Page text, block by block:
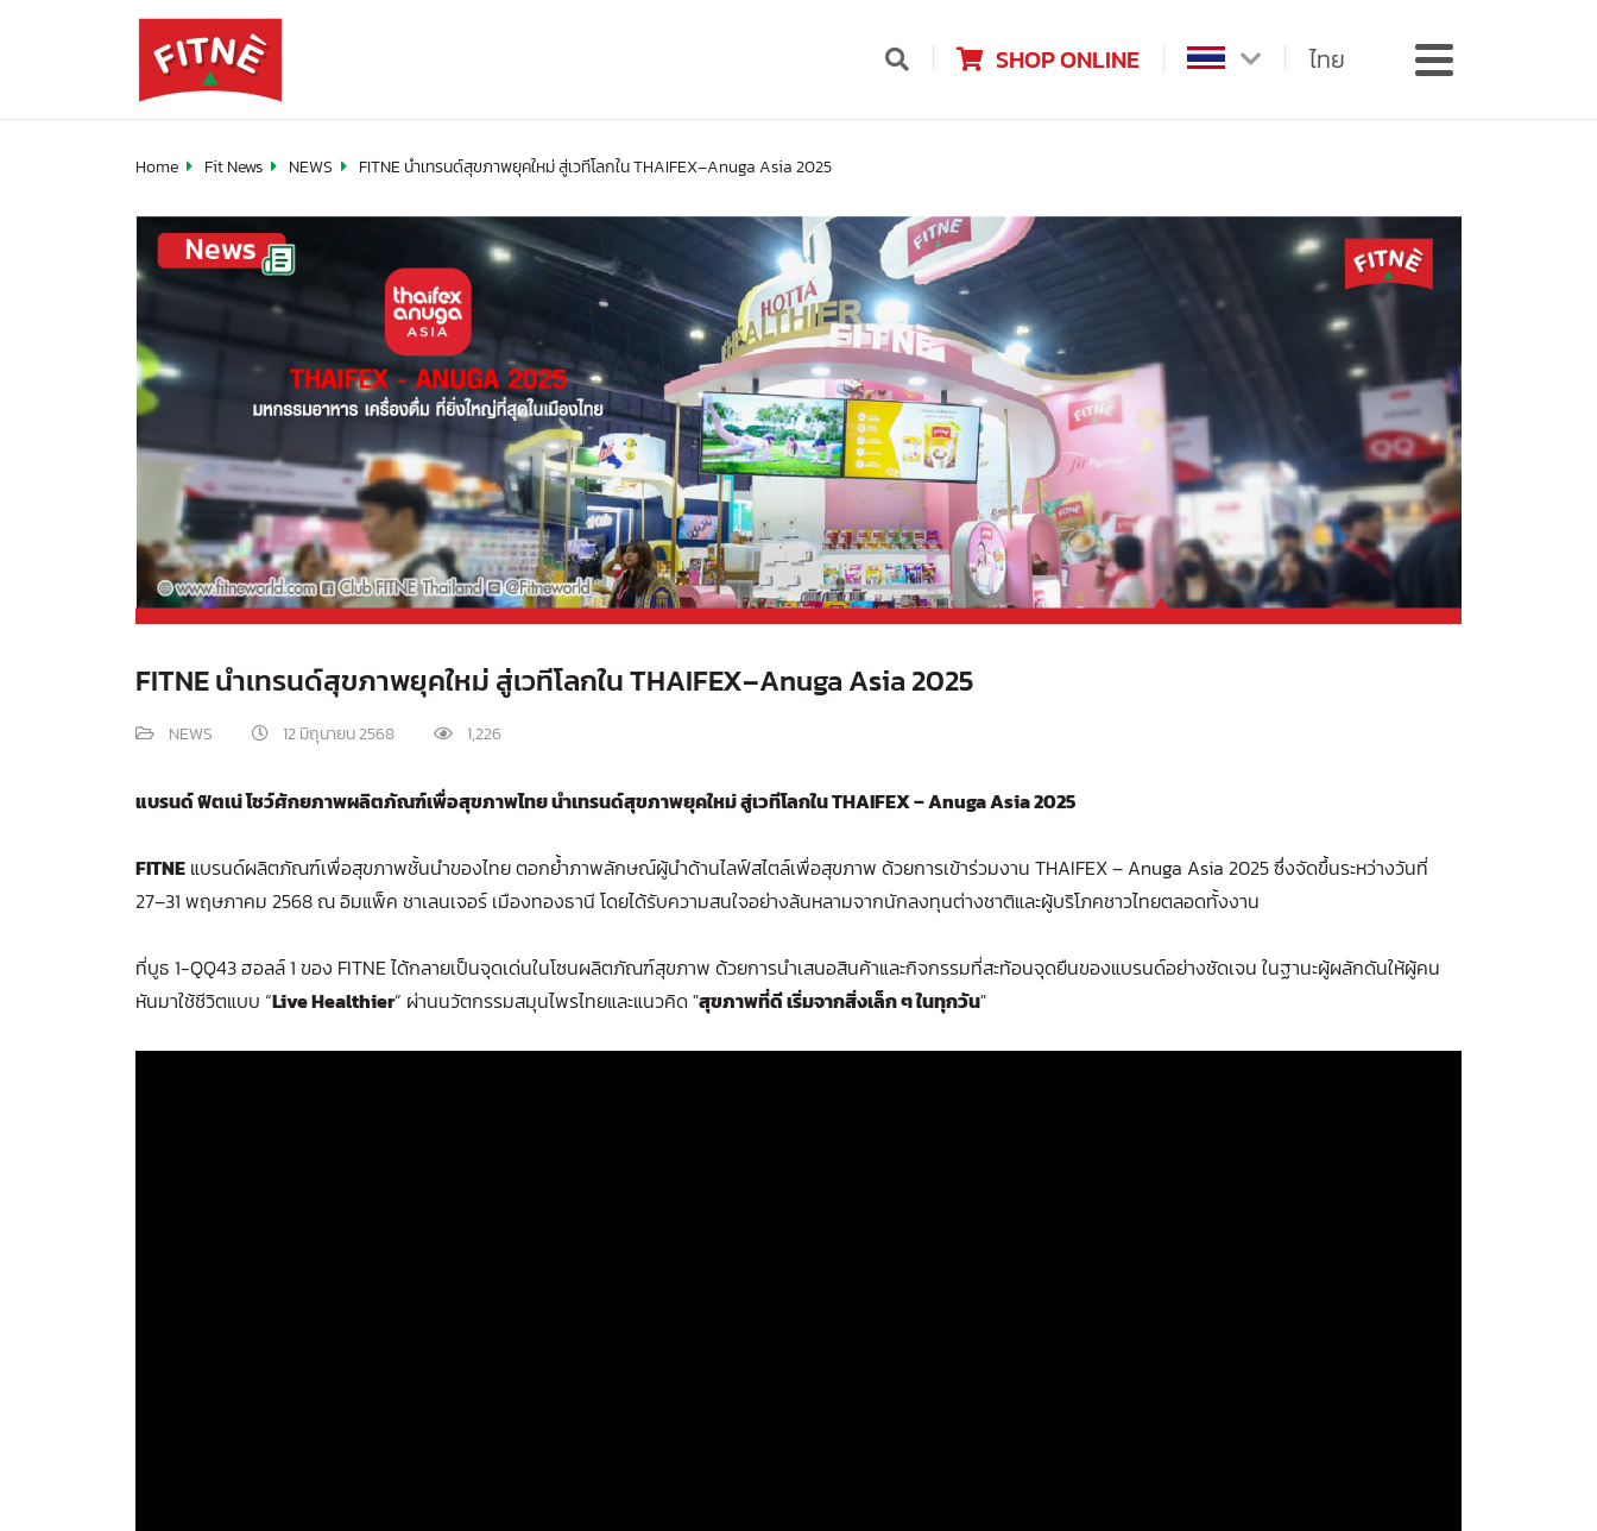
SHOP ONLINE ไทย
Home Fit News NEWS FITNE นำเทรนด์สุขภาพยุคใหม่ สู่เวทีโลกใน THAIFEX–Anuga Asia 2025
FITNE นำเทรนด์สุขภาพยุคใหม่ สู่เวทีโลกใน THAIFEX–Anuga Asia 2025
NEWS 12 มิถุนายน 2568 1,226
แบรนด์ ฟิตเน่ โชว์ศักยภาพผลิตภัณฑ์เพื่อสุขภาพไทย นำเทรนด์สุขภาพยุคใหม่ สู่เวทีโลกใน THAIFEX – Anuga Asia 2025
FITNE แบรนด์ผลิตภัณฑ์เพื่อสุขภาพชั้นนำของไทย ตอกย้ำภาพลักษณ์ผู้นำด้านไลฟ์สไตล์เพื่อสุขภาพ ด้วยการเข้าร่วมงาน THAIFEX – Anuga Asia 2025 ซึ่งจัดขึ้นระหว่างวันที่
27–31 พฤษภาคม 2568 ณ อิมแพ็ค ชาเลนเจอร์ เมืองทองธานี โดยได้รับความสนใจอย่างล้นหลามจากนักลงทุนต่างชาติและผู้บริโภคชาวไทยตลอดทั้งงาน
ที่บูธ 1-QQ43 ฮอลล์ 1 ของ FITNE ได้กลายเป็นจุดเด่นในโซนผลิตภัณฑ์สุขภาพ ด้วยการนำเสนอสินค้าและกิจกรรมที่สะท้อนจุดยืนของแบรนด์อย่างชัดเจน ในฐานะผู้ผลักดันให้ผู้คน
หันมาใช้ชีวิตแบบ “Live Healthier” ผ่านนวัตกรรมสมุนไพรไทยและแนวคิด "สุขภาพที่ดี เริ่มจากสิ่งเล็ก ๆ ในทุกวัน"